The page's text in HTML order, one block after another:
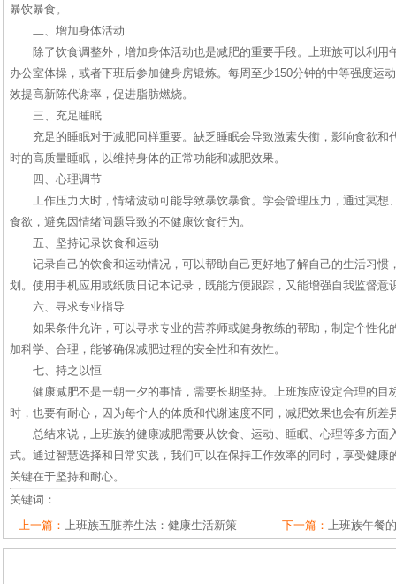
暴饮暴食。
二、增加身体活动
除了饮食调整外，增加身体活动也是减肥的重要手段。上班族可以利用
办公室体操，或者下班后参加健身房锻炼。每周至少150分钟的中等强度运
效提高新陈代谢率，促进脂肪燃烧。
三、充足睡眠
充足的睡眠对于减肥同样重要。缺乏睡眠会导致激素失衡，影响食欲和
时的高质量睡眠，以维持身体的正常功能和减肥效果。
四、心理调节
工作压力大时，情绪波动可能导致暴饮暴食。学会管理压力，通过冥想
食欲，避免因情绪问题导致的不健康饮食行为。
五、坚持记录饮食和运动
记录自己的饮食和运动情况，可以帮助自己更好地了解自己的生活习惯
划。使用手机应用或纸质日记本记录，既能方便跟踪，又能增强自我监督意
六、寻求专业指导
如果条件允许，可以寻求专业的营养师或健身教练的帮助，制定个性化
加科学、合理，能够确保减肥过程的安全性和有效性。
七、持之以恒
健康减肥不是一朝一夕的事情，需要长期坚持。上班族应设定合理的目
时，也要有耐心，因为每个人的体质和代谢速度不同，减肥效果也会有所差
总结来说，上班族的健康减肥需要从饮食、运动、睡眠、心理等多方面
式。通过智慧选择和日常实践，我们可以在保持工作效率的同时，享受健康
关键在于坚持和耐心。
关键词：
上一篇： 上班族五脏养生法：健康生活新策 下一篇： 上班族午餐